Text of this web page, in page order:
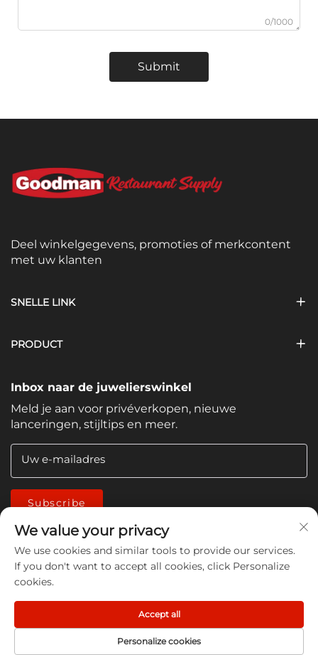
0/1000
Submit
Deel winkelgegevens, promoties of merkcontent
met uw klanten
SNELLE LINK
PRODUCT
Inbox naar de juwelierswinkel
Meld je aan voor privéverkopen, nieuwe
lanceringen, stijltips en meer.
Uw e-mailadres
Subscribe
Copyright © 2026 China Jiangmen Guanwen cleaning
products Co., LTD. All rights reserved -Privacybeleid
We value your privacy
We use cookies and similar tools to provide our services.
If you don't want to accept all cookies, click Personalize
cookies.
Personalize cookies
Accept all